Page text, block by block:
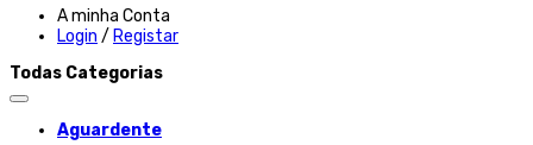
A minha Conta
Login / Registar
Todas Categorias
Aguardente